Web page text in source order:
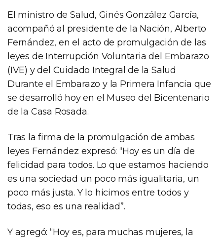
El ministro de Salud, Ginés González García,
acompañó al presidente de la Nación, Alberto
Fernández, en el acto de promulgación de las
leyes de Interrupción Voluntaria del Embarazo
(IVE) y del Cuidado Integral de la Salud
Durante el Embarazo y la Primera Infancia que
se desarrolló hoy en el Museo del Bicentenario
de la Casa Rosada.
Tras la firma de la promulgación de ambas
leyes Fernández expresó: “Hoy es un día de
felicidad para todos. Lo que estamos haciendo
es una sociedad un poco más igualitaria, un
poco más justa. Y lo hicimos entre todos y
todas, eso es una realidad”.
Y agregó: “Hoy es, para muchas mujeres, la